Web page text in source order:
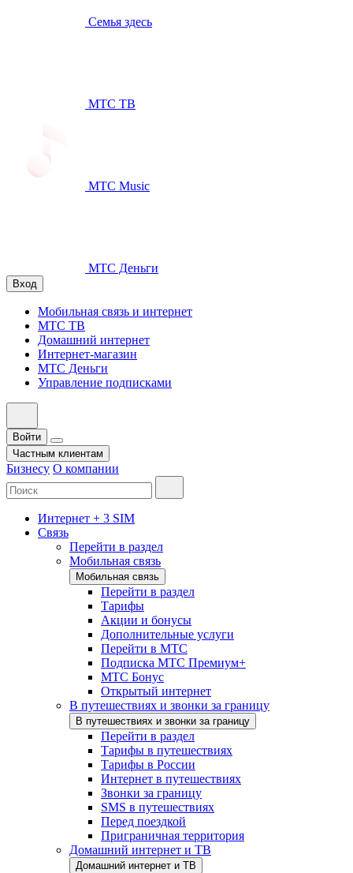
Семья здесь
МТС ТВ
МТС Music
МТС Деньги
Вход
Мобильная связь и интернет
МТС ТВ
Домашний интернет
Интернет-магазин
МТС Деньги
Управление подписками
Войти
Частным клиентам
Бизнесу О компании
Интернет + 3 SIM
Связь
Перейти в раздел
Мобильная связь
Мобильная связь
Перейти в раздел
Тарифы
Акции и бонусы
Дополнительные услуги
Перейти в МТС
Подписка МТС Премиум+
МТС Бонус
Открытый интернет
В путешествиях и звонки за границу
В путешествиях и звонки за границу
Перейти в раздел
Тарифы в путешествиях
Тарифы в России
Интернет в путешествиях
Звонки за границу
SMS в путешествиях
Перед поездкой
Приграничная территория
Домашний интернет и ТВ
Домашний интернет и ТВ